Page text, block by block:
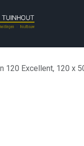
120 Excellent, 120 x